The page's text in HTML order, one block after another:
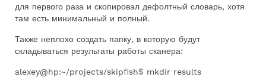
для первого раза и скопировал дефолтный словарь, хотя
там есть минимальный и полный.
Также неплохо создать папку, в которую будут
складываться результаты работы сканера:
alexey@hp:~/projects/skipfish$ mkdir results